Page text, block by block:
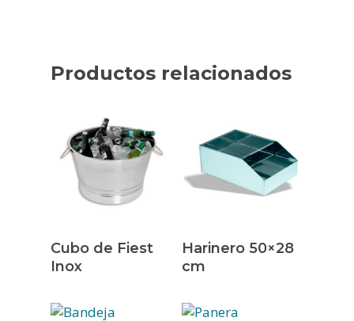
Productos relacionados
Leer Más
Cubo de Fiest
Inox
Leer Más
Harinero 50×28
cm